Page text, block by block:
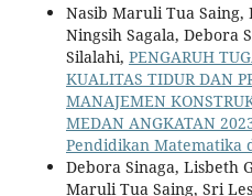
Nasib Maruli Tua
Ningsih Sagala, Debora
Silalahi, PENGARUH
KUALITAS TIDUR DAN
MANAJEMEN
MEDAN ANGKATAN
Pendidikan Matematika
Debora Sinaga, Lisbeth
Maruli Tua Saing, Sri